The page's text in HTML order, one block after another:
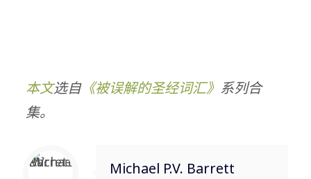
本文选自《被误解的圣经词汇》 系列合
集。
Michael P.V. Barrett